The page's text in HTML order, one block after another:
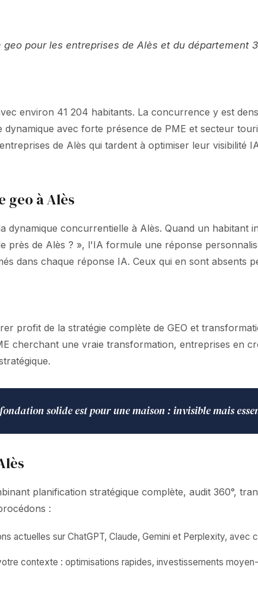
pour les entreprises de Alès et du département
environ 41 204 habitants. La concurrence y est
avec forte présence de PME et secteur
de Alès qui tardent à optimiser leur visibilité
geo à Alès
dynamique concurrentielle à Alès. Quand un habitant
près de Alès ? », l'IA formule une réponse
dans chaque réponse IA. Ceux qui en sont absents
profit de la stratégie complète de GEO et
cherchant une vraie transformation, entreprises en
solide est pour une maison : invisible mais
planification stratégique complète, audit 360°,
:
actuelles sur ChatGPT, Claude, Gemini et Perplexity, avec
contexte : optimisations rapides, investissements